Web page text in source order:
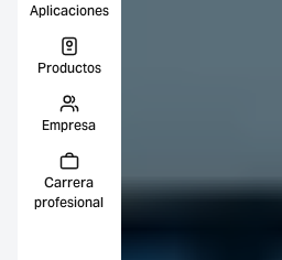
Aplicaciones
Productos
Empresa
Carrera
profesional